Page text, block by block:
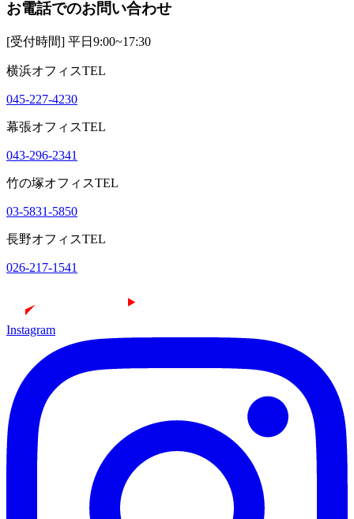
お電話でのお問い合わせ
[受付時間] 平日9:00~17:30
横浜オフィスTEL
045-227-4230
幕張オフィスTEL
043-296-2341
竹の塚オフィスTEL
03-5831-5850
長野オフィスTEL
026-217-1541
Instagram